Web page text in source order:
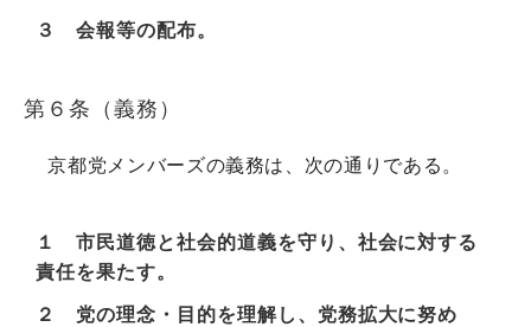
３ 会報等の配布。
第６条（義務）
京都党メンバーズの義務は、次の通りである。
１ 市民道徳と社会的道義を守り、社会に対する
責任を果たす。
２ 党の理念・目的を理解し、党務拡大に努め